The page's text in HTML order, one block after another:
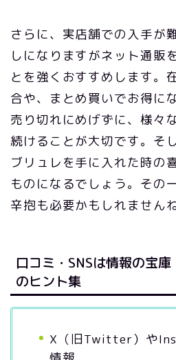
さらに、実店舗での入手が
しになりますがネット通販
とを強くおすすめします。
合や、まとめ買いでお得に
売り切れにめげずに、様々
続けることが大切です。そ
ブリュレを手に入れた時の
ものになるでしょう。その
辛抱も必要かもしれませんね
口コミ・SNSは情報の宝
のヒント集
X（旧Twitter）や